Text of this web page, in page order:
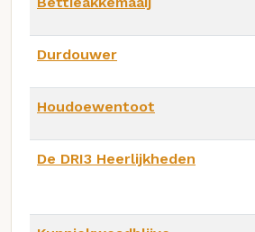
Durdouwer
Houdoewentoot
De DRI3 Heerlijkheden